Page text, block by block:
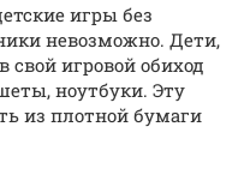
игры без
невозможно. Дети,
свой игровой обиход
ноутбуки. Эту
из плотной бумаги